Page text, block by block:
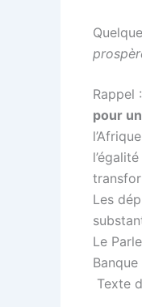
Rappel
pour
Les
Le
Texte